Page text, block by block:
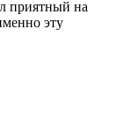
приятный на
эту